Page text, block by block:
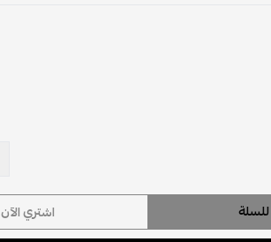
اشتري الآن